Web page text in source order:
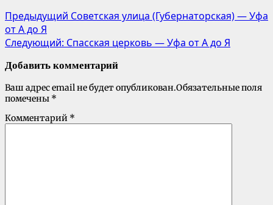
Предыдущий Советская улица (Губернаторская) — Уфа
от А до Я
Следующий: Спасская церковь — Уфа от А до Я
Добавить комментарий
Ваш адрес email не будет опубликован.Обязательные поля
помечены *
Комментарий *